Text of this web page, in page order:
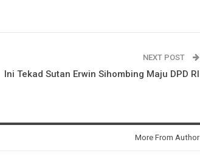
NEXT POST
Ini Tekad Sutan Erwin Sihombing Maju DPD RI
More From Author